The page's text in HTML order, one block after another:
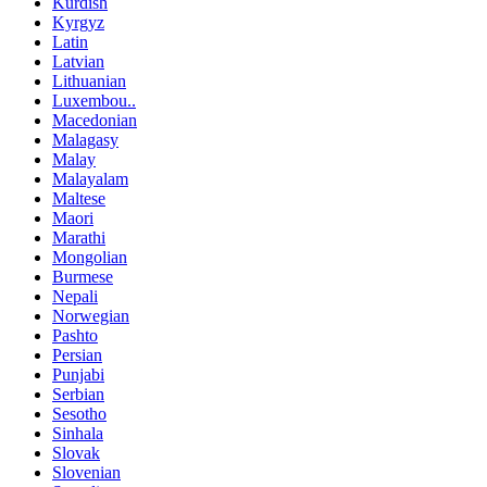
Kyrgyz
Latin
Latvian
Lithuanian
Luxembou..
Macedonian
Malagasy
Malay
Malayalam
Maltese
Maori
Marathi
Mongolian
Burmese
Nepali
Norwegian
Pashto
Persian
Punjabi
Serbian
Sesotho
Sinhala
Slovak
Slovenian